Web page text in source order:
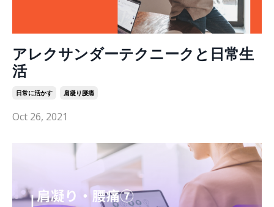
アレクサンダーテクニークと日常生
活
日常に活かす 肩凝り腰痛
Oct 26, 2021